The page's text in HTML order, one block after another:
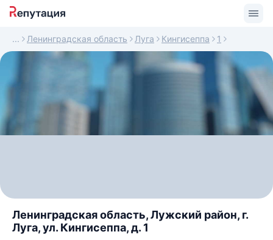
Ленинградская область Луга Кингисеппа 1
Ленинградская область, Лужский район, г.
Луга, ул. Кингисеппа, д. 1